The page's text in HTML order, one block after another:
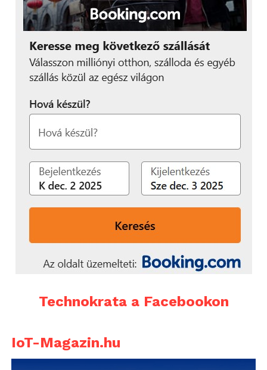
Technokrata a Facebookon
IoT-Magazin.hu